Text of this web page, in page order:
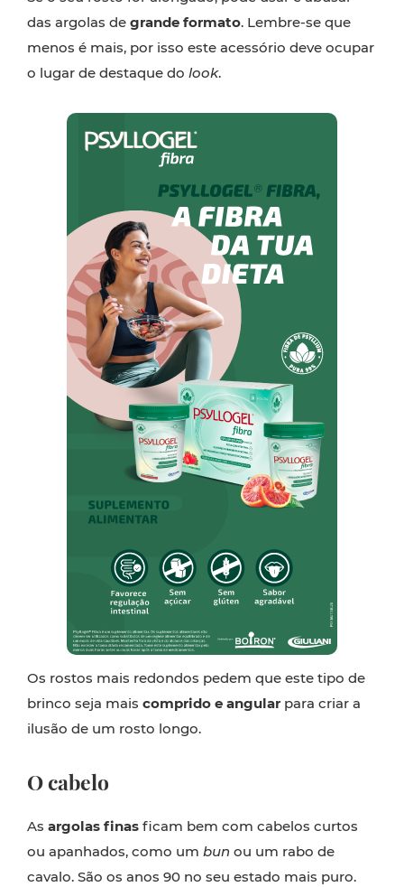
das argolas de grande formato. Lembre-se que
menos é mais, por isso este acessório deve ocupar
o lugar de destaque do look.
Os rostos mais redondos pedem que este tipo de
brinco seja mais comprido e angular para criar a
ilusão de um rosto longo.
O cabelo
As argolas finas ficam bem com cabelos curtos
ou apanhados, como um bun ou um rabo de
cavalo. São os anos 90 no seu estado mais puro.